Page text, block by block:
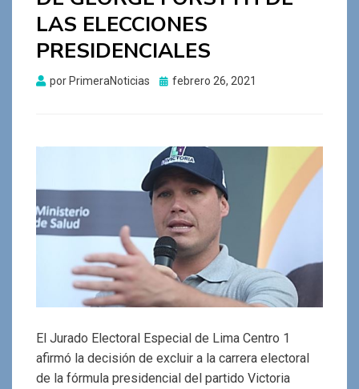
LAS ELECCIONES
PRESIDENCIALES
por PrimeraNoticias
Publicado
febrero 26, 2021
El Jurado Electoral Especial de Lima Centro 1
afirmó la decisión de excluir a la carrera electoral
de la fórmula presidencial del partido Victoria